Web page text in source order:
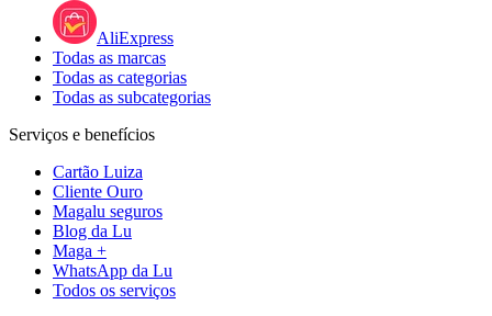
AliExpress
Todas as marcas
Todas as categorias
Todas as subcategorias
Serviços e benefícios
Cartão Luiza
Cliente Ouro
Magalu seguros
Blog da Lu
Maga +
WhatsApp da Lu
Todos os serviços